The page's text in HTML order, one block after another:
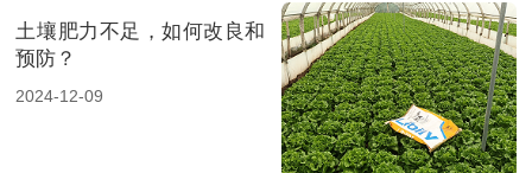
土壤肥力不足，如何改良和
预防？
2024-12-09